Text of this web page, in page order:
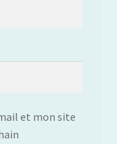
et mon site